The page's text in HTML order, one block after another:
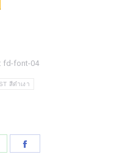
fd-font-04
สีดำเงา